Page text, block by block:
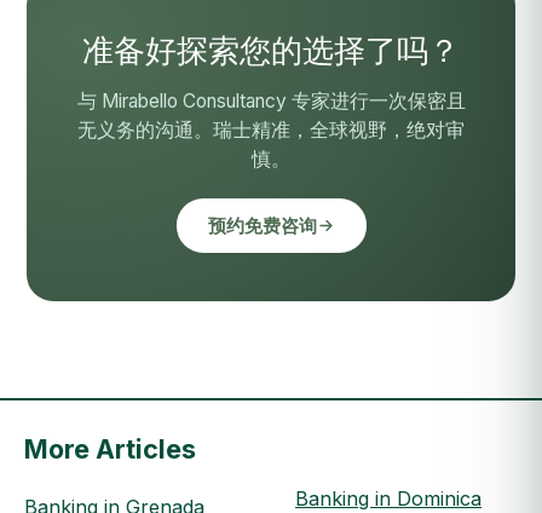
准备好探索您的选择了吗？
与 Mirabello Consultancy 专家进行一次保密且
无义务的沟通。瑞士精准，全球视野，绝对审
慎。
预约免费咨询
More Articles
Banking in Grenada Banking in Dominica